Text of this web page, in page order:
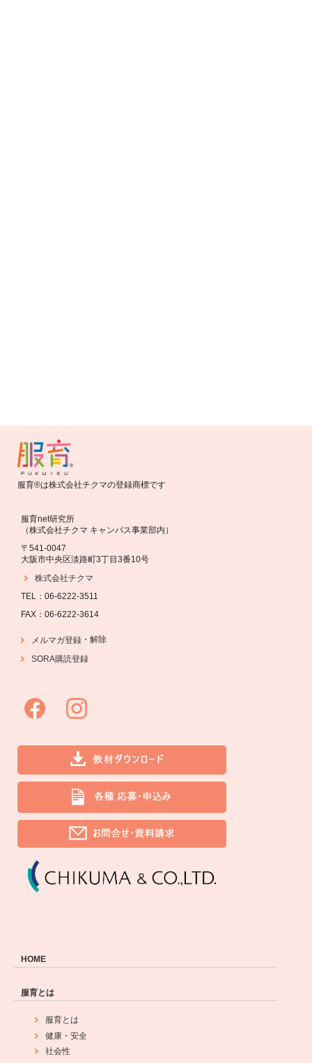
服育®は株式会社チクマの登録商標です
服育net研究所
（株式会社チクマ キャンパス事業部内）
〒541-0047
大阪市中央区淡路町3丁目3番10号
株式会社チクマ
TEL：06-6222-3511
FAX：06-6222-3614
メルマガ登録 ・ 解除
SORA購読登録
HOME
服育とは
服育とは
健康・安全
社会性